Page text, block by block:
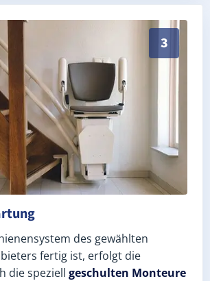
3
Einbau durch zertifizierte
des gewählten
fertig ist, erfolgt die
die speziell geschulten Monteure